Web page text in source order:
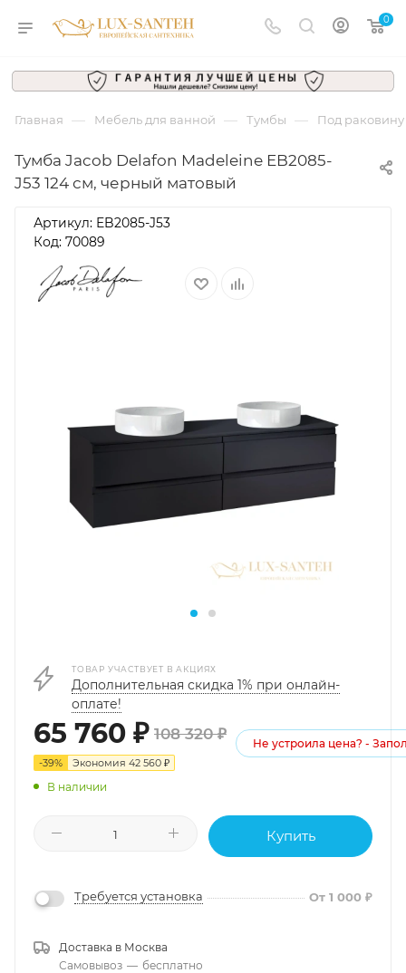
0
Главная — Мебель для ванной — Тумбы — Под раковину
Тумба Jacob Delafon Madeleine EB2085-
J53 124 см, черный матовый
Артикул: EB2085-J53
Код: 70089
ТОВАР УЧАСТВУЕТ В АКЦИЯХ
Дополнительная скидка 1% при онлайн-
оплате!
65 760 ₽ 108 320₽
-39% Экономия 42 560 ₽
Не устроила цена? -
В наличии
Купить
Требуется установка От 1 000 ₽
Доставка в Москва
Самовывоз — бесплатно